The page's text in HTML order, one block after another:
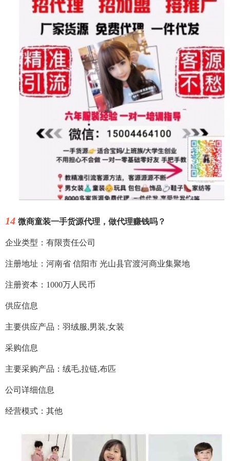
14 微商童装一手货源代理，做代理赚钱吗？
企业类型：有限责任公司
注册地址：河南省 信阳市 光山县官渡河商业集聚地
注册资本：1000万人民币
供应信息
主要供应产品：羽绒服,男装,女装
采购信息
主要采购产品：绒毛,拉链,布匹
公司详细信息
经营模式：其他